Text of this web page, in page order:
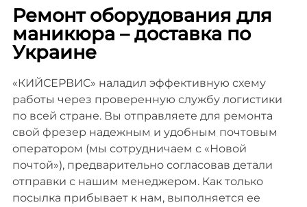
Ремонт оборудования для
маникюра – доставка по
Украине
«КИЙСЕРВИС» наладил эффективную схему
работы через проверенную службу логистики
по всей стране. Вы отправляете для ремонта
свой фрезер надежным и удобным почтовым
оператором (мы сотрудничаем с «Новой
почтой»), предварительно согласовав детали
отправки с нашим менеджером. Как только
посылка прибывает к нам, выполняется ее